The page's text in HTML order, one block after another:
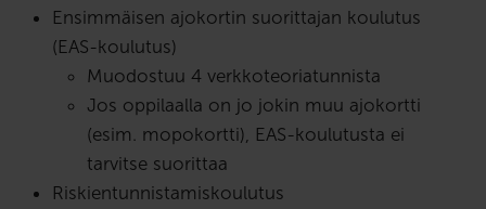
Ensimmäisen ajokortin suorittajan koulutus
(EAS-koulutus)
Muodostuu 4 verkkoteoriatunnista
Jos oppilaalla on jo jokin muu ajokortti
(esim. mopokortti), EAS-koulutusta ei
tarvitse suorittaa
Riskientunnistamiskoulutus